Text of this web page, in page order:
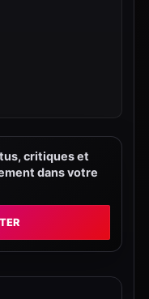
critiques et
dans votre